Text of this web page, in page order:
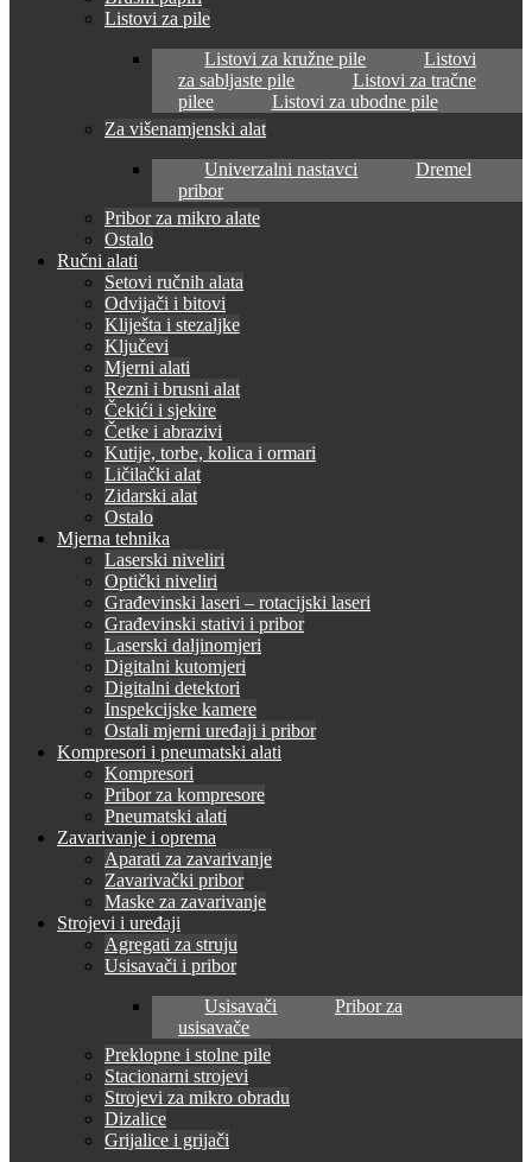
Listovi za pile
Listovi za kružne pile
Listovi
za sabljaste pile
Listovi za tračne
pilee
Listovi za ubodne pile
Za višenamjenski alat
Univerzalni nastavci
Dremel
pribor
Pribor za mikro alate
Ostalo
Ručni alati
Setovi ručnih alata
Odvijači i bitovi
Kliješta i stezaljke
Ključevi
Mjerni alati
Rezni i brusni alat
Čekići i sjekire
Četke i abrazivi
Kutije, torbe, kolica i ormari
Ličilački alat
Zidarski alat
Ostalo
Mjerna tehnika
Laserski niveliri
Optički niveliri
Građevinski laseri – rotacijski laseri
Građevinski stativi i pribor
Laserski daljinomjeri
Digitalni kutomjeri
Digitalni detektori
Inspekcijske kamere
Ostali mjerni uređaji i pribor
Kompresori i pneumatski alati
Kompresori
Pribor za kompresore
Pneumatski alati
Zavarivanje i oprema
Aparati za zavarivanje
Zavarivački pribor
Maske za zavarivanje
Strojevi i uređaji
Agregati za struju
Usisavači i pribor
Usisavači
Pribor za
usisavače
Preklopne i stolne pile
Stacionarni strojevi
Strojevi za mikro obradu
Dizalice
Grijalice i grijači